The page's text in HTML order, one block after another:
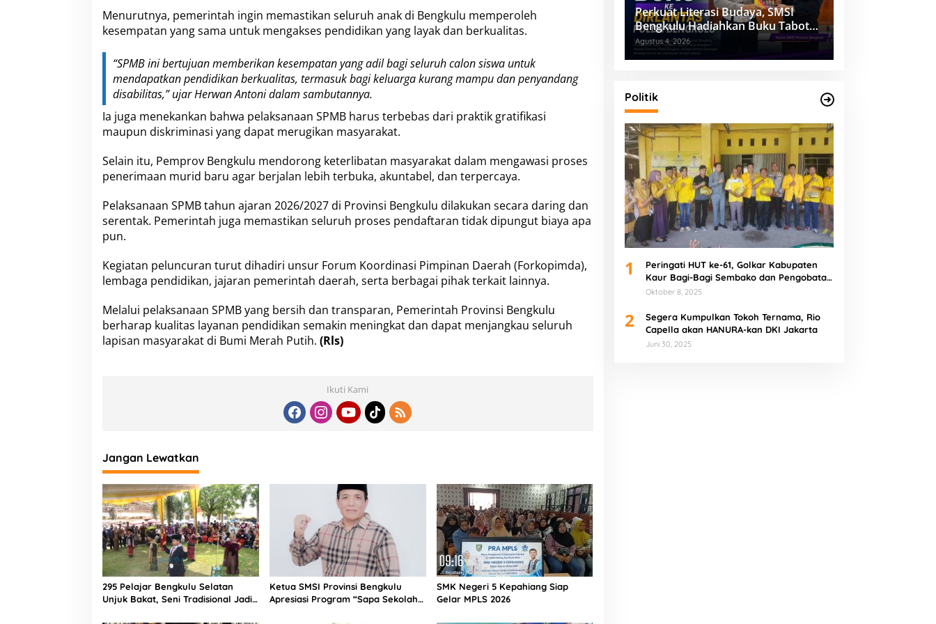
Menurutnya, pemerintah ingin memastikan seluruh anak di Bengkulu memperoleh
kesempatan yang sama untuk mengakses pendidikan yang layak dan berkualitas.
“SPMB ini bertujuan memberikan kesempatan yang adil bagi seluruh calon siswa untuk
mendapatkan pendidikan berkualitas, termasuk bagi keluarga kurang mampu dan penyandang
disabilitas,” ujar Herwan Antoni dalam sambutannya.
Ia juga menekankan bahwa pelaksanaan SPMB harus terbebas dari praktik gratifikasi
maupun diskriminasi yang dapat merugikan masyarakat.
Selain itu, Pemprov Bengkulu mendorong keterlibatan masyarakat dalam mengawasi proses
penerimaan murid baru agar berjalan lebih terbuka, akuntabel, dan terpercaya.
Pelaksanaan SPMB tahun ajaran 2026/2027 di Provinsi Bengkulu dilakukan secara daring dan
serentak. Pemerintah juga memastikan seluruh proses pendaftaran tidak dipungut biaya apa
pun.
Kegiatan peluncuran turut dihadiri unsur Forum Koordinasi Pimpinan Daerah (Forkopimda),
lembaga pendidikan, jajaran pemerintah daerah, serta berbagai pihak terkait lainnya.
Melalui pelaksanaan SPMB yang bersih dan transparan, Pemerintah Provinsi Bengkulu
berharap kualitas layanan pendidikan semakin meningkat dan dapat menjangkau seluruh
lapisan masyarakat di Bumi Merah Putih. (Rls)
Ikuti Kami
Jangan Lewatkan
295 Pelajar Bengkulu Selatan
Unjuk Bakat, Seni Tradisional Jadi
Ketua SMSI Provinsi Bengkulu
Apresiasi Program “Sapa Sekolah”
SMK Negeri 5 Kepahiang Siap
Gelar MPLS 2026
Perkuat Literasi Budaya, SMSI
Bengkulu Hadiahkan Buku Tabot
untuk Dirlantas Polda
Agustus 4, 2026
Politik
1
Peringati HUT ke-61, Golkar Kabupaten
Kaur Bagi-Bagi Sembako dan Pengobatan
Gratis
Oktober 8, 2025
2
Segera Kumpulkan Tokoh Ternama, Rio
Capella akan HANURA-kan DKI Jakarta
Juni 30, 2025